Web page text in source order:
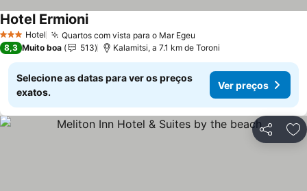
3 EstrelasHotel Quartos com vista para o Mar Egeu
Hotel Ermioni
8,3 Muito boa 513 Kalamitsi, a 7.1 km de Toroni
Selecione as datas para ver os preços
exatos.
Ver preços
Partilhar